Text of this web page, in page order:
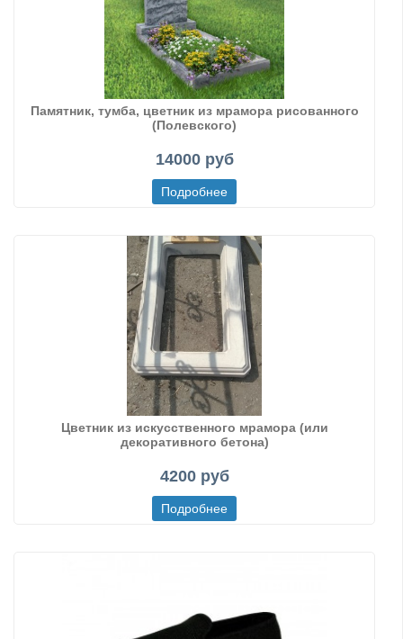
Памятник, тумба, цветник из мрамора рисованного
(Полевского)
14000 руб
Цветник из искусственного мрамора (или
декоративного бетона)
4200 руб